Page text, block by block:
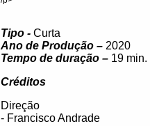
Tipo - Curta
Ano de Produção – 2020
Tempo de duração – 19 min.
Créditos
Direção
- Francisco Andrade